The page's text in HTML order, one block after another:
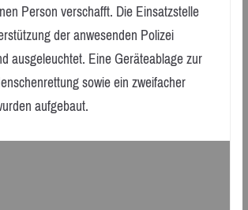
Person verschafft. Die Einsatzstelle
der anwesenden Polizei
ausgeleuchtet. Eine Geräteablage zur
sowie ein zweifacher
aufgebaut.